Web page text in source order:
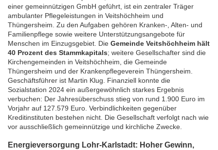
einer gemeinnützigen GmbH geführt, ist ein zentraler Träger
ambulanter Pflegeleistungen in Veitshöchheim und
Thüngersheim. Zu den Aufgaben gehören Kranken-, Alten- und
Familienpflege sowie weitere Unterstützungsangebote für
Menschen im Einzugsgebiet. Die Gemeinde Veitshöchheim hält
40 Prozent des Stammkapitals; weitere Gesellschafter sind die
Kirchengemeinden in Veitshöchheim, die Gemeinde
Thüngersheim und der Krankenpflegeverein Thüngersheim.
Geschäftsführer ist Martin Klug. Finanziell konnte die
Sozialstation 2024 ein außergewöhnlich starkes Ergebnis
verbuchen: Der Jahresüberschuss stieg von rund 1.900 Euro im
Vorjahr auf 127.579 Euro. Verbindlichkeiten gegenüber
Kreditinstituten bestehen nicht. Die Gesellschaft verfolgt nach wie
vor ausschließlich gemeinnützige und kirchliche Zwecke.
Energieversorgung Lohr-Karlstadt: Hoher Gewinn,